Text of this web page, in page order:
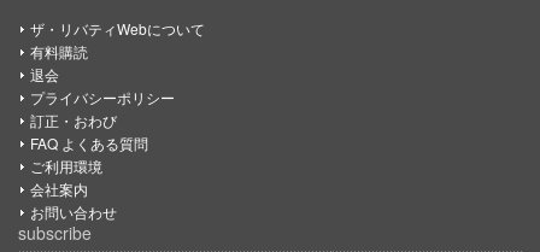
ザ・リバティWebについて
有料購読
退会
プライバシーポリシー
訂正・おわび
FAQ よくある質問
ご利用環境
会社案内
お問い合わせ
subscribe